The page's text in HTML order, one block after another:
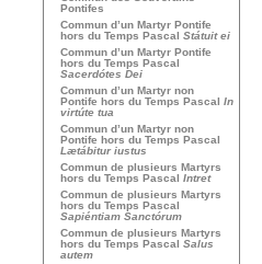
Pontifes
Commun d’un Martyr Pontife
hors du Temps Pascal Státuit ei
Commun d’un Martyr Pontife
hors du Temps Pascal
Sacerdótes Dei
Commun d’un Martyr non
Pontife hors du Temps Pascal In
virtúte tua
Commun d’un Martyr non
Pontife hors du Temps Pascal
Lætábitur iustus
Commun de plusieurs Martyrs
hors du Temps Pascal Intret
Commun de plusieurs Martyrs
hors du Temps Pascal
Sapiéntiam Sanctórum
Commun de plusieurs Martyrs
hors du Temps Pascal Salus
autem